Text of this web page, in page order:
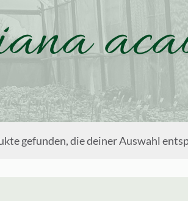
gefunden, die deiner Auswahl